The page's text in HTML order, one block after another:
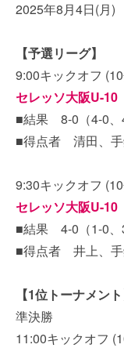
2025年8月4日(月
【予選リーグ】
9:00キックオフ
セレッソ大阪U-10
■結果 8-0（4-0、
■得点者 清田、手
9:30キックオフ
セレッソ大阪U-10
■結果 4-0（1-0、
■得点者 井上、
【1位トーナメント
準決勝
11:00キックオフ